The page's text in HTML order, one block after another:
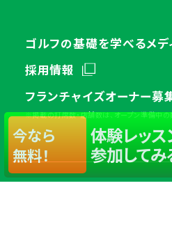
今なら
無料！
体験レッス
参加してみ
ゴルフの基礎を学べるメデ
採用情報
フランチャイズオーナー募
※掲載の打席数・店舗数は、オープン準備中の